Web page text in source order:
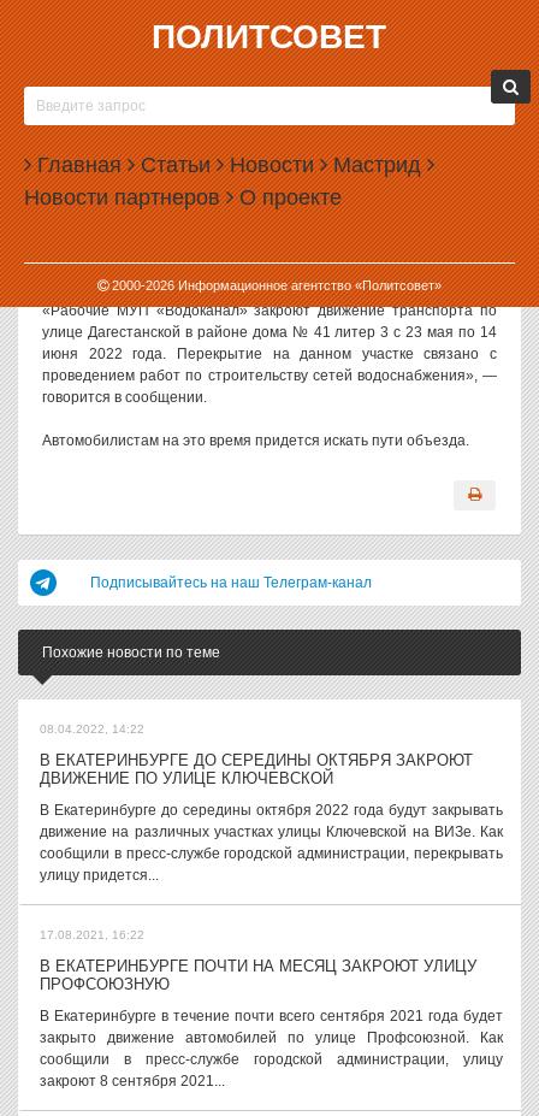
ПОЛИТСОВЕТ
Главная Статьи Новости Мастрид
Новости партнеров О проекте
2000-2026Информационное агентство «Политсовет»
05.05.2022, 11:14
В ЕКАТЕРИНБУРГЕ ЗАКРОЮТ ДВИЖЕНИЕ ПО
УЛИЦЕ ДАГЕСТАНСКОЙ
В Екатеринбурге на три недели закроют движение транспорта по
улице Дагестанской на Химмаше.
Как сообщают в пресс-службе городской администрации, улицу
перекроют в конце мая 2022 года из-за прокладки трубопровода.
«Рабочие МУП «Водоканал» закроют движение транспорта по
улице Дагестанской в районе дома № 41 литер 3 с 23 мая по 14
июня 2022 года. Перекрытие на данном участке связано с
проведением работ по строительству сетей водоснабжения», —
говорится в сообщении.
Автомобилистам на это время придется искать пути объезда.
Подписывайтесь на наш Телеграм-канал
Похожие новости по теме
08.04.2022, 14:22
В ЕКАТЕРИНБУРГЕ ДО СЕРЕДИНЫ ОКТЯБРЯ ЗАКРОЮТ
ДВИЖЕНИЕ ПО УЛИЦЕ КЛЮЧЕВСКОЙ
В Екатеринбурге до середины октября 2022 года будут закрывать
движение на различных участках улицы Ключевской на ВИЗе. Как
сообщили в пресс-службе городской администрации, перекрывать
улицу придется...
17.08.2021, 16:22
В ЕКАТЕРИНБУРГЕ ПОЧТИ НА МЕСЯЦ ЗАКРОЮТ УЛИЦУ
ПРОФСОЮЗНУЮ
В Екатеринбурге в течение почти всего сентября 2021 года будет
закрыто движение автомобилей по улице Профсоюзной. Как
сообщили в пресс-службе городской администрации, улицу
закроют 8 сентября 2021...